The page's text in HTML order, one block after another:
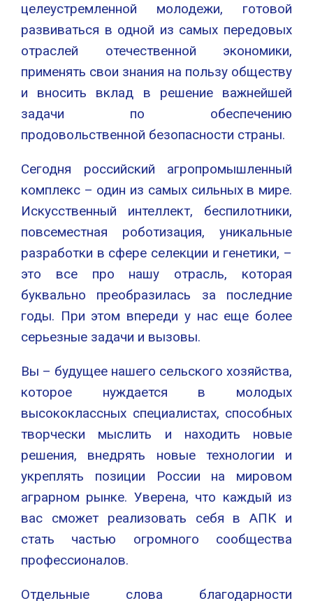
целеустремленной молодежи, готовой
развиваться в одной из самых передовых
отраслей отечественной экономики,
применять свои знания на пользу обществу
и вносить вклад в решение важнейшей
задачи по обеспечению
продовольственной безопасности страны.
Сегодня российский агропромышленный
комплекс – один из самых сильных в мире.
Искусственный интеллект, беспилотники,
повсеместная роботизация, уникальные
разработки в сфере селекции и генетики, –
это все про нашу отрасль, которая
буквально преобразилась за последние
годы. При этом впереди у нас еще более
серьезные задачи и вызовы.
Вы – будущее нашего сельского хозяйства,
которое нуждается в молодых
высококлассных специалистах, способных
творчески мыслить и находить новые
решения, внедрять новые технологии и
укреплять позиции России на мировом
аграрном рынке. Уверена, что каждый из
вас сможет реализовать себя в АПК и
стать частью огромного сообщества
профессионалов.
Отдельные слова благодарности